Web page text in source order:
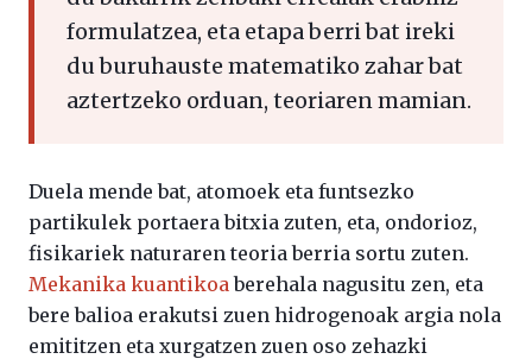
formulatzea, eta etapa berri bat ireki
du buruhauste matematiko zahar bat
aztertzeko orduan, teoriaren mamian.
Duela mende bat, atomoek eta funtsezko
partikulek portaera bitxia zuten, eta, ondorioz,
fisikariek naturaren teoria berria sortu zuten.
Mekanika kuantikoaberehala nagusitu zen, eta
bere balioa erakutsi zuen hidrogenoak argia nola
emititzen eta xurgatzen zuen oso zehazki